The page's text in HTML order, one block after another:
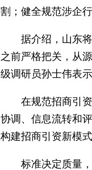
割；健全规范涉企
据介绍，山东将
之前严格把关，从
级调研员孙士伟表
在规范招商引资
协调、信息流转和
构建招商引资新模式
标准决定质量，